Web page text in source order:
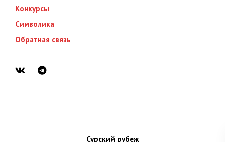
Конкурсы
Символика
Обратная связь
Сурский рубеж